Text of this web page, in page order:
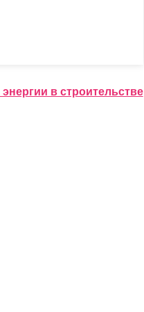
в строительстве